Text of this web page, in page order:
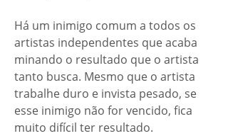
Há um inimigo comum a todos os
artistas independentes que acaba
minando o resultado que o artista
tanto busca. Mesmo que o artista
trabalhe duro e invista pesado, se
esse inimigo não for vencido, fica
muito difícil ter resultado.